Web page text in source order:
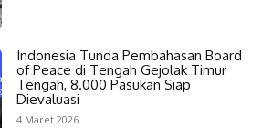
Indonesia Tunda Pembahasan Board
of Peace di Tengah Gejolak Timur
Tengah, 8.000 Pasukan Siap
Dievaluasi
4 Maret 2026